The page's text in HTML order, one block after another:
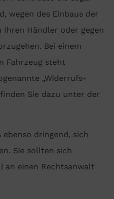
wegen des Einbaus der
Ihren Händler oder gegen
Bei einem
Fahrzeug steht
„Widerrufs-
Sie dazu unter der
dringend, sich
Sie sollten sich
an einen Rechtsanwalt